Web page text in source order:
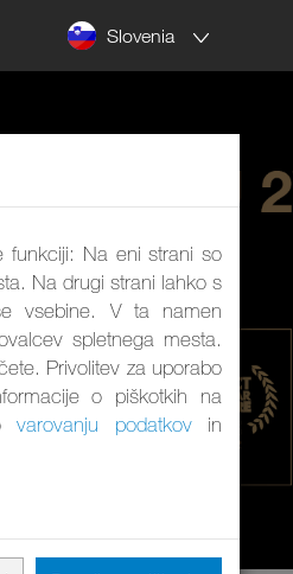
Slovenia
funkciji: Na eni strani so
Na drugi strani lahko s
vsebine. V ta namen
spletnega mesta.
Privolitev za uporabo
o piškotkih na
ovarovanju podatkovin